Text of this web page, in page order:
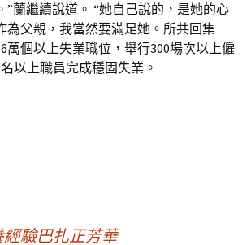
”蘭繼續說道。 “她自己說的，是她的心
為父親，我當然要滿足她。所共回集
萬個以上失業職位，舉行300場次以上僱
以上職員完成穩固失業。
驗巴扎正芳華